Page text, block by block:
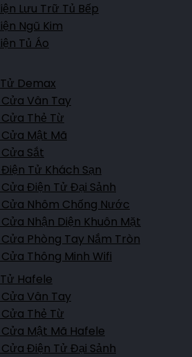
Lưu Trữ Tủ Bếp
Ngũ Kim
Tủ Áo
Demax
Vân Tay
Thẻ Từ
Mật Mã
Sắt
Tử Khách Sạn
Điện Tử Đại Sảnh
Cửa Nhôm Chống Nước
Nhận Diện Khuôn Mặt
Phòng Tay Nắm Tròn
Thông Minh Wifi
Hafele
Vân Tay
Thẻ Từ
Mật Mã Hafele
Điện Tử Đại Sảnh